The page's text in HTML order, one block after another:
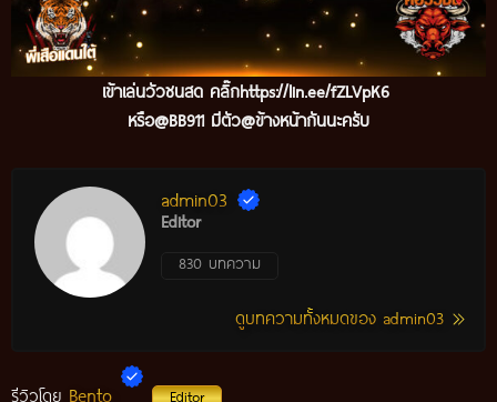
เข้าเล่นวัวชนสด คลิ๊กhttps://lin.ee/fZLVpK6
หรือ@BB911 มีตัว@ข้างหน้ากันนะครับ
admin03
Editor
830 บทความ
ดูบทความทั้งหมดของ admin03
รีวิวโดย Bento Editor